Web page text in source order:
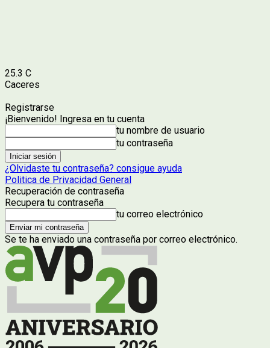
25.3 C
Caceres
Registrarse
¡Bienvenido! Ingresa en tu cuenta
tu nombre de usuario
tu contraseña
¿Olvidaste tu contraseña? consigue ayuda
Politica de Privacidad General
Recuperación de contraseña
Recupera tu contraseña
tu correo electrónico
Se te ha enviado una contraseña por correo electrónico.